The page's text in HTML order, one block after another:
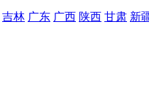
吉林 广东 广西 陕西 甘肃 新